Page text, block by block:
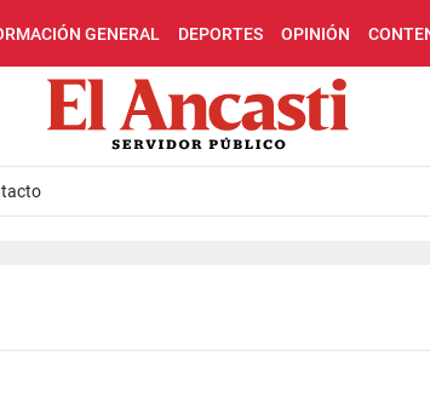
GENERAL DEPORTES OPINIÓN